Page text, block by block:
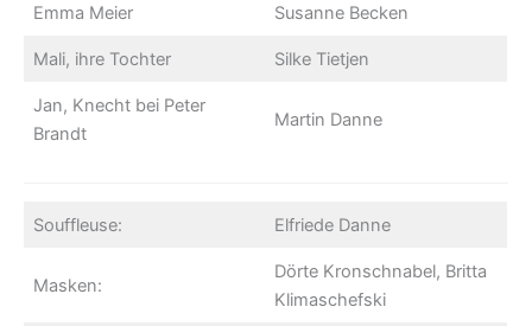
Emma Meier Susanne Becken
Mali, ihre Tochter Silke Tietjen
Jan, Knecht bei Peter
Brandt
Martin Danne
Souffleuse: Elfriede Danne
Masken:
Dörte Kronschnabel, Britta
Klimaschefski